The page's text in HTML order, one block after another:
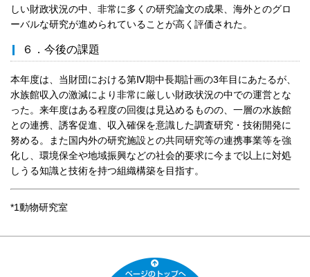
しい財政状況の中、非常に多くの研究論文の成果、海外とのグロ
ーバルな研究が進められていることが高く評価された。
６．今後の課題
本年度は、当財団における第Ⅳ期中長期計画の3年目にあたるが、
水族館収入の激減により非常に厳しい財政状況の中での運営とな
った。来年度はある程度の回復は見込めるものの、一層の水族館
との連携、誘客促進、収入確保を意識した調査研究・技術開発に
努める。また国内外の研究施設との共同研究等の連携事業等を強
化し、環境保全や地域振興などの社会的要求に今まで以上に対処
しうる知識と技術を持つ組織構築を目指す。
*1動物研究室